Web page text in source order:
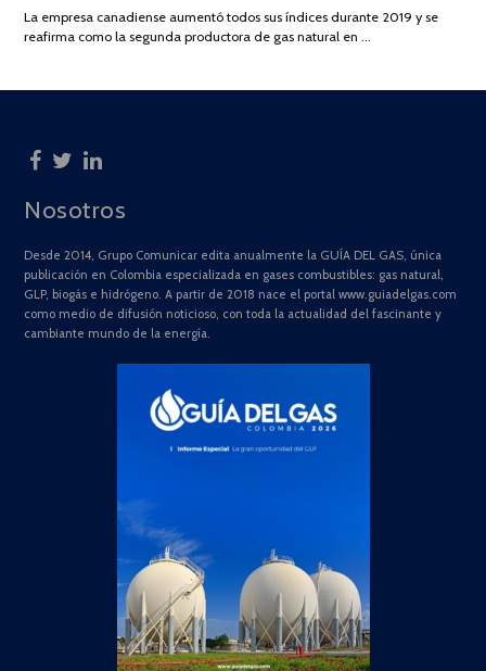
2025
La empresa canadiense aumentó todos sus índices durante 2019 y se
reafirma como la segunda productora de gas natural en …
Nosotros
Desde 2014, Grupo Comunicar edita anualmente la GUÍA DEL GAS, única
publicación en Colombia especializada en gases combustibles: gas natural,
GLP, biogás e hidrógeno. A partir de 2018 nace el portal www.guiadelgas.com
como medio de difusión noticioso, con toda la actualidad del fascinante y
cambiante mundo de la energía.